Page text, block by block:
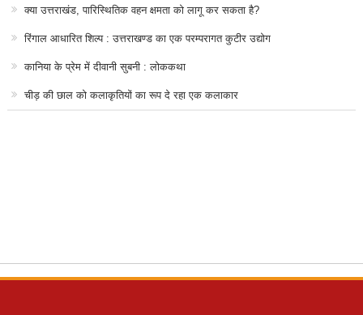
क्या उत्तराखंड, पारिस्थितिक वहन क्षमता को लागू कर सकता है?
रिंगाल आधारित शिल्प : उत्तराखण्ड का एक परम्परागत कुटीर उद्योग
कानिया के प्रेम में दीवानी सुबनी : लोककथा
चीड़ की छाल को कलाकृतियों का रूप दे रहा एक कलाकार